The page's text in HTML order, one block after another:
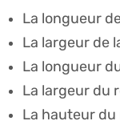
La longueur
La largeur de
La longueur
La largeur du
La hauteur du